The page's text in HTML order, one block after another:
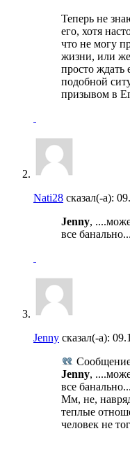
Теперь не
его, хотя
что не могу
жизни, или
просто ждать
подобной
призывом в
Nati28 сказал(-а):
Jenny,
все
Jenny сказал(-а):
Jenny,
все
Мм, не,
теплые
человек не